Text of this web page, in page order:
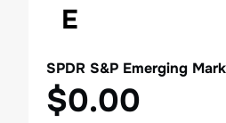
E
SPDR S&P Emerging
$0.00